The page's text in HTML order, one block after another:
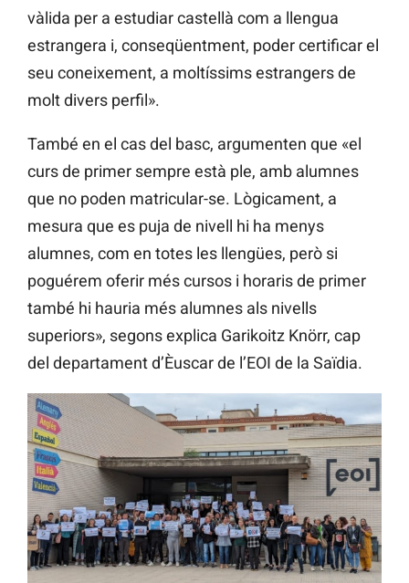
vàlida per a estudiar castellà com a llengua
estrangera i, conseqüentment, poder certificar el
seu coneixement, a moltíssims estrangers de
molt divers perfil».
També en el cas del basc, argumenten que «el
curs de primer sempre està ple, amb alumnes
que no poden matricular-se. Lògicament, a
mesura que es puja de nivell hi ha menys
alumnes, com en totes les llengües, però si
poguérem oferir més cursos i horaris de primer
també hi hauria més alumnes als nivells
superiors», segons explica Garikoitz Knörr, cap
del departament d’Èuscar de l’EOI de la Saïdia.